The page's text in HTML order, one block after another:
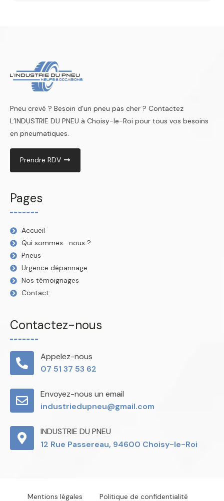
Pneu crevé ? Besoin d’un pneu pas cher ? Contactez
L’INDUSTRIE DU PNEU à Choisy-le-Roi pour tous vos besoins
en pneumatiques.
Prendre RDV
Pages
Accueil
Qui sommes- nous ?
Pneus
Urgence dépannage
Nos témoignages
Contact
Contactez-nous
Appelez-nous
07 51 37 53 62
Envoyez-nous un email
industriedupneu@gmail.com
INDUSTRIE DU PNEU
12 Rue Passereau, 94600 Choisy-le-Roi
Mentions légales Politique de confidentialité